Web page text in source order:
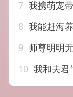
7 我携萌宠带
8 我能赶海
9 师尊明明无
10 我和夫君